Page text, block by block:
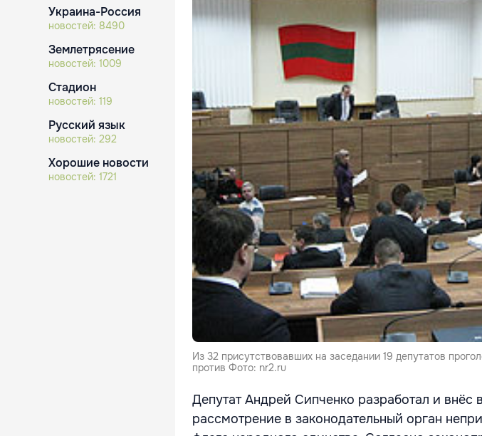
Украина-Россия
новостей: 8490
Землетрясение
новостей: 1009
Стадион
новостей: 119
Русский язык
новостей: 292
Хорошие новости
новостей: 1721
Из 32 присутствовавших на заседании 19 депутатов
против Фото: nr2.ru
Депутат Андрей Сипченко разработал и внёс
рассмотрение в законодательный орган